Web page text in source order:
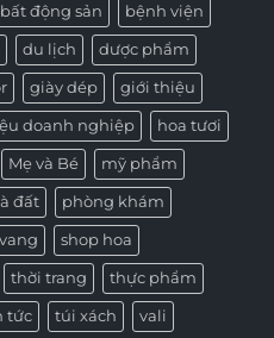
bất động sản bệnh viện
du lịch dược phẩm
giày dép giới thiệu
doanh nghiệp hoa tươi
Mẹ và Bé mỹ phẩm
đất phòng khám
shop hoa
thời trang thực phẩm
tức túi xách vali